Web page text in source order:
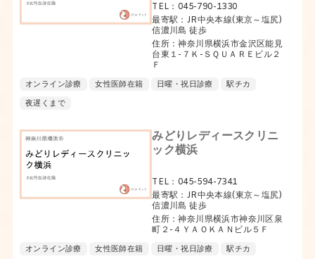
TEL：045-790-1330
最寄駅：JR中央本線(東京～塩尻)
信濃川島 徒歩
住所：神奈川県横浜市金沢区能見
台東１-７Ｋ-ＳＱＵＡＲＥビル２
Ｆ
オンライン診療 女性医師在籍 日曜・祝日診療
駅チカ
夜遅くまで
みどりレディースクリニ
ック横浜
TEL：045-594-7341
最寄駅：JR中央本線(東京～塩尻)
信濃川島 徒歩
住所：神奈川県横浜市神奈川区泉
町２-４ＹＡＯＫＡＮビル５Ｆ
オンライン診療 女性医師在籍 日曜・祝日診療
駅チカ